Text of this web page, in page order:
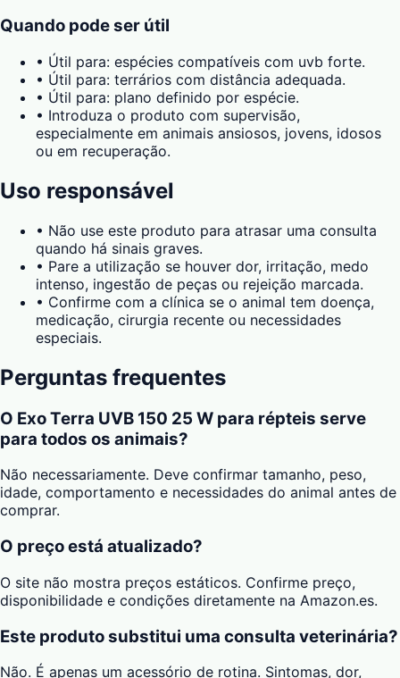
Quando pode ser útil
• Útil para: espécies compatíveis com uvb forte.
• Útil para: terrários com distância adequada.
• Útil para: plano definido por espécie.
• Introduza o produto com supervisão,
especialmente em animais ansiosos, jovens, idosos
ou em recuperação.
Uso responsável
• Não use este produto para atrasar uma consulta
quando há sinais graves.
• Pare a utilização se houver dor, irritação, medo
intenso, ingestão de peças ou rejeição marcada.
• Confirme com a clínica se o animal tem doença,
medicação, cirurgia recente ou necessidades
especiais.
Perguntas frequentes
O Exo Terra UVB 150 25 W para répteis serve
para todos os animais?
Não necessariamente. Deve confirmar tamanho, peso,
idade, comportamento e necessidades do animal antes de
comprar.
O preço está atualizado?
O site não mostra preços estáticos. Confirme preço,
disponibilidade e condições diretamente na Amazon.es.
Este produto substitui uma consulta veterinária?
Não. É apenas um acessório de rotina. Sintomas, dor,